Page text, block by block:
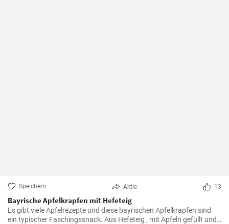
Speichern Aktie 13
Bayrische Apfelkrapfen mit Hefeteig
Es gibt viele Apfelrezepte und diese bayrischen Apfelkrapfen sind
ein typischer Faschingssnack. Aus Hefeteig , mit Äpfeln gefüllt und